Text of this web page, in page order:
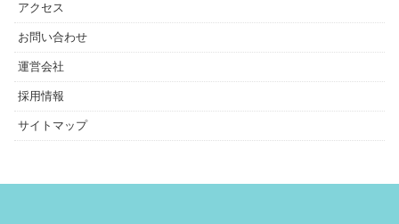
アクセス
お問い合わせ
運営会社
採用情報
サイトマップ